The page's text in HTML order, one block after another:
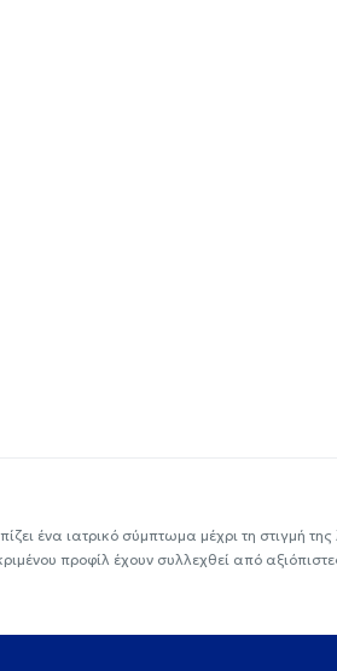
ένα ιατρικό σύμπτωμα μέχρι τη στιγμή της
προφίλ έχουν συλλεχθεί από